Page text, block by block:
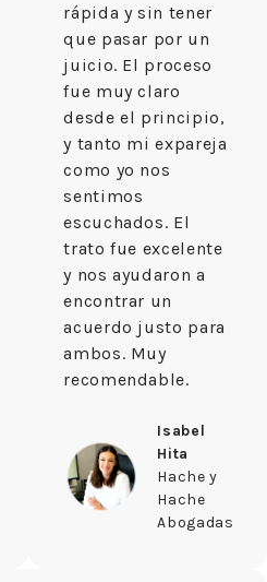
rápida y sin tener
que pasar por un
juicio. El proceso
fue muy claro
desde el principio,
y tanto mi expareja
como yo nos
sentimos
escuchados. El
trato fue excelente
y nos ayudaron a
encontrar un
acuerdo justo para
ambos. Muy
recomendable.
Isabel
Hita
Hache y
Hache
Abogadas